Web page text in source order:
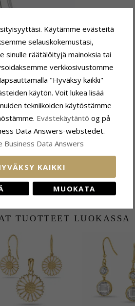
Riipus
Korkeus Ilman Riipuspidikkeen Levey:
26,3 mm x 12,3 mm
TUOTTEET LUOKASSA
Käytämme evästeitä
selauskokemustasi,
sinulle räätälöityjä mainoksia tai
verkkosivustomme
"Hyväksy kaikki"
käytön. Voit lukea lisää
tekniikoiden käytöstämme
Evästekäytäntö og på
Data Answers-webstedet.
Business Data Answers
KAIKKI
MUOKATA